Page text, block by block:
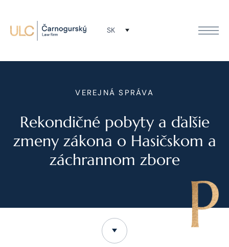
SK
VEREJNÁ SPRÁVA
Rekondičné pobyty a ďalšie
zmeny zákona o Hasičskom a
záchrannom zbore